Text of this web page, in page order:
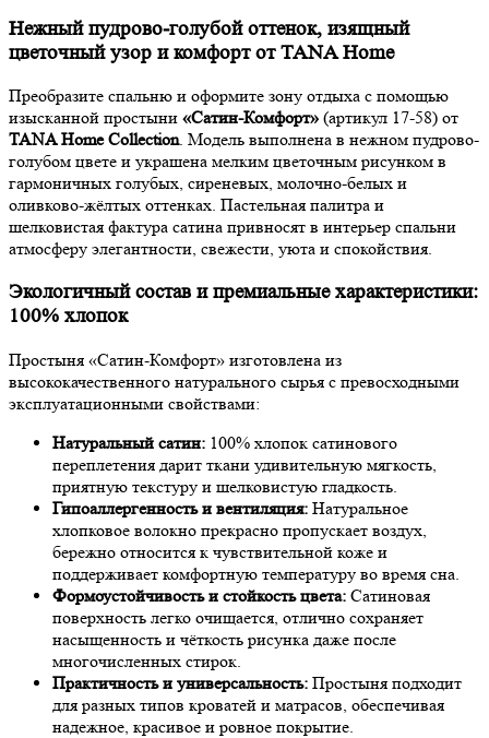
Нежный пудрово-голубой оттенок, изящный
цветочный узор и комфорт от TANA Home
Преобразите спальню и оформите зону отдыха с помощью
изысканной простыни «Сатин-Комфорт» (артикул 17-58) от
TANA Home Collection. Модель выполнена в нежном пудрово-
голубом цвете и украшена мелким цветочным рисунком в
гармоничных голубых, сиреневых, молочно-белых и
оливково-жёлтых оттенках. Пастельная палитра и
шелковистая фактура сатина привносят в интерьер спальни
атмосферу элегантности, свежести, уюта и спокойствия.
Экологичный состав и премиальные характеристики:
100% хлопок
Простыня «Сатин-Комфорт» изготовлена из
высококачественного натурального сырья с превосходными
эксплуатационными свойствами:
Натуральный сатин: 100% хлопок сатинового
переплетения дарит ткани удивительную мягкость,
приятную текстуру и шелковистую гладкость.
Гипоаллергенность и вентиляция: Натуральное
хлопковое волокно прекрасно пропускает воздух,
бережно относится к чувствительной коже и
поддерживает комфортную температуру во время сна.
Формоустойчивость и стойкость цвета: Сатиновая
поверхность легко очищается, отлично сохраняет
насыщенность и чёткость рисунка даже после
многочисленных стирок.
Практичность и универсальность: Простыня подходит
для разных типов кроватей и матрасов, обеспечивая
надежное, красивое и ровное покрытие.